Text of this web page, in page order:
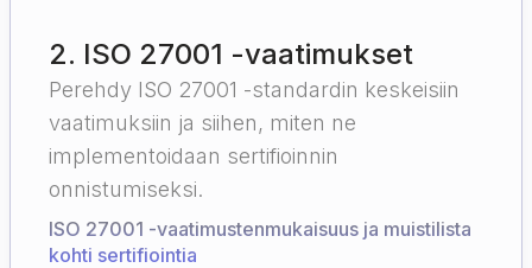
2. ISO 27001 -vaatimukset
Perehdy ISO 27001 -standardin keskeisiin
vaatimuksiin ja siihen, miten ne
implementoidaan sertifioinnin
onnistumiseksi.
ISO 27001 -vaatimustenmukaisuus ja muistilista
kohti sertifiointia